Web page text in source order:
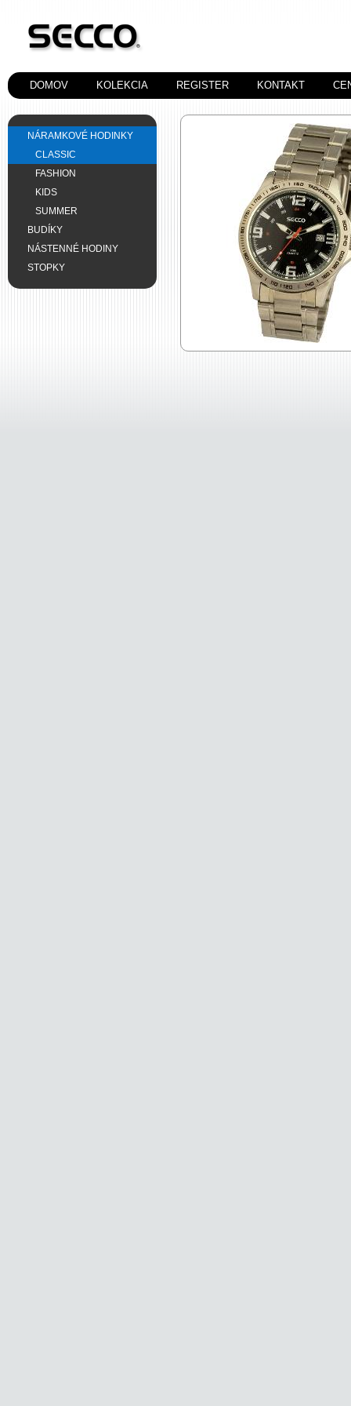
DOMOV KOLEKCIA REGISTER KONTAKT
NÁRAMKOVÉ HODINKY
CLASSIC
FASHION
KIDS
SUMMER
BUDÍKY
NÁSTENNÉ HODINY
STOPKY